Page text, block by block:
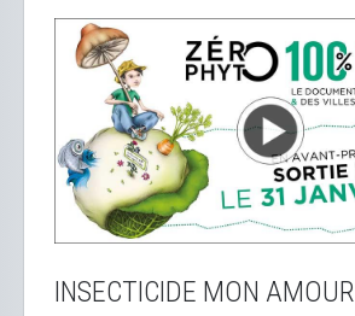
INSECTICIDE MON AMOUR